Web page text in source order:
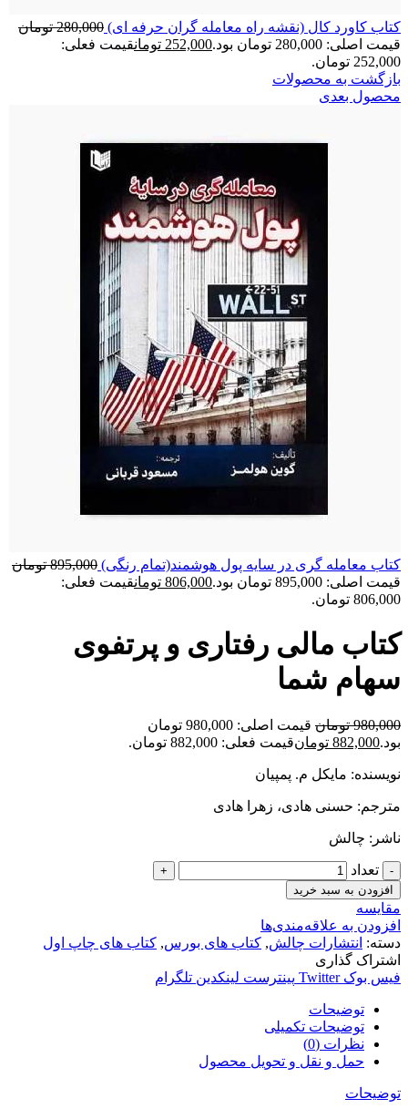
کتاب کاورد کال (نقشه راه معامله گران حرفه ای) 280,000 تومان
قیمت اصلی: 280,000 تومان بود.
252,000 تومانقیمت فعلی:
252,000 تومان.
بازگشت به محصولات
محصول بعدی
کتاب معامله گری در سایه پول هوشمند(تمام رنگی) 895,000 تومان
قیمت اصلی: 895,000 تومان بود.
806,000 تومانقیمت فعلی:
806,000 تومان.
کتاب مالی رفتاری و پرتفوی
سهام شما
980,000 تومان
قیمت اصلی: 980,000 تومان
بود.882,000 تومانقیمت فعلی: 882,000 تومان.
نویسنده: مایکل م. پمپیان
مترجم: حسنی هادی، زهرا هادی
ناشر: چالش
تعداد
افزودن به سبد خرید
مقایسه
افزودن به علاقه‌مندی‌ها
دسته: انتشارات چالش, کتاب های بورس, کتاب های چاپ اول
اشتراک گذاری
فیس بوک Twitter پینترست لینکدین تلگرام
توضیحات
توضیحات تکمیلی
نظرات (0)
حمل و نقل و تحویل محصول
توضیحات